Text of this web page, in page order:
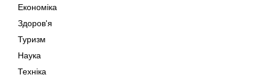
Економіка
Здоров'я
Туризм
Наука
Техніка